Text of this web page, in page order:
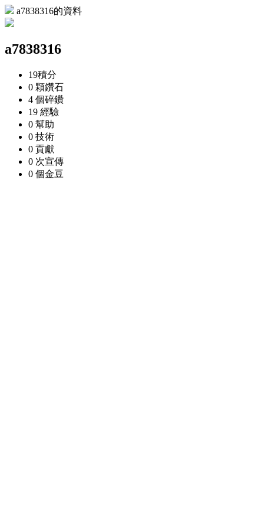
a7838316的資料
a7838316
19積分
0 顆鑽石
4 個碎鑽
19 經驗
0 幫助
0 技術
0 貢獻
0 次宣傳
0 個金豆